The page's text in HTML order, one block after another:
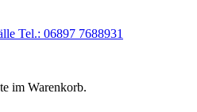
Tel.: 06897 7688931
im Warenkorb.